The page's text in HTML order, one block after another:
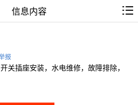
信息内容
报
关插座安装，水电维修，故障排除，